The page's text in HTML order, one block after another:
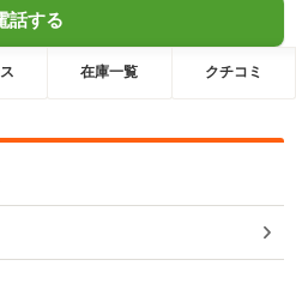
話する
在庫一覧 クチコミ